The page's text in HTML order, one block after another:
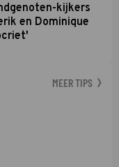
kijkers
en Dominique
MEER TIPS